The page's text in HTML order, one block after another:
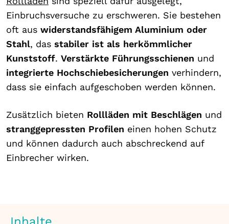
Einbruchsversuche zu erschweren. Sie bestehen
oft aus widerstandsfähigem Aluminium oder
Stahl, das stabiler ist als herkömmlicher
Kunststoff. Verstärkte Führungsschienen und
integrierte Hochschiebesicherungen verhindern,
dass sie einfach aufgeschoben werden können.
Zusätzlich bieten Rollläden mit Beschlägen und
stranggepressten Profilen einen hohen Schutz
und können dadurch auch abschreckend auf
Einbrecher wirken.